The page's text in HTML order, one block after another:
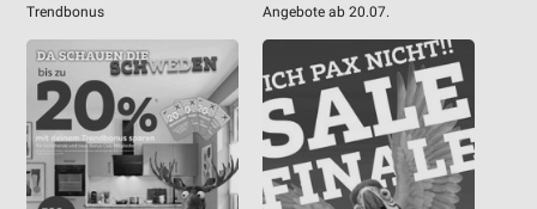
Trendbonus Angebote ab 20.07.